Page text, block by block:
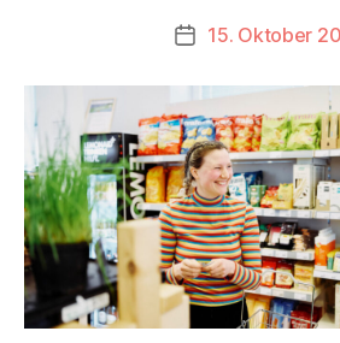
Beitragsdatum
15. Oktober